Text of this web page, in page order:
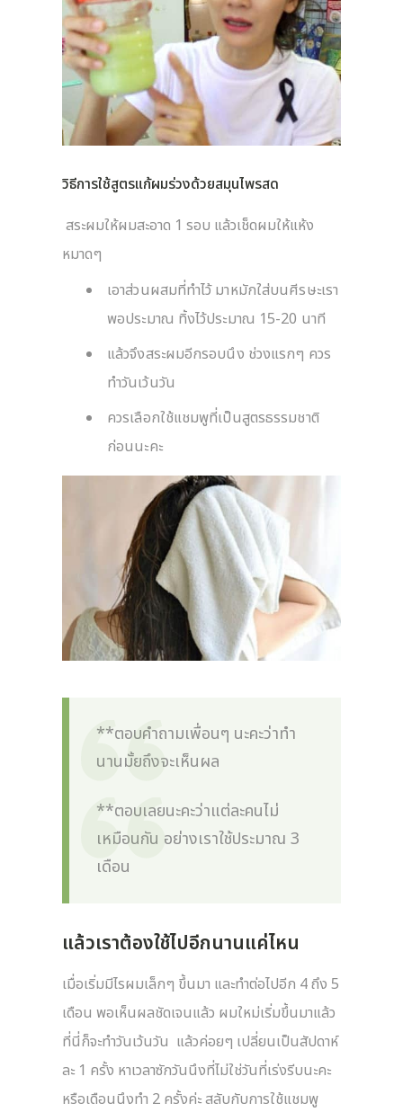
วิธีการใช้สูตรแก้ผมร่วงด้วยสมุนไพรสด
สระผมให้ผมสะอาด 1 รอบ แล้วเช็ดผมให้แห้ง
หมาดๆ
เอาส่วนผสมที่ทำไว้ มาหมักใส่บนศีรษะเรา
พอประมาณ ทิ้งไว้ประมาณ 15-20 นาที
แล้วจึงสระผมอีกรอบนึง ช่วงแรกๆ ควร
ทำวันเว้นวัน
ควรเลือกใช้แชมพูที่เป็นสูตรธรรมชาติ
ก่อนนะคะ
**ตอบคำถามเพื่อนๆ นะคะว่าทำ
นานมั้ยถึงจะเห็นผล
**ตอบเลยนะคะว่าแต่ละคนไม่
เหมือนกัน อย่างเราใช้ประมาณ 3
เดือน
แล้วเราต้องใช้ไปอีกนานแค่ไหน
เมื่อเริ่มมีไรผมเล็กๆ ขึ้นมา และทำต่อไปอีก 4 ถึง 5
เดือน พอเห็นผลชัดเจนแล้ว ผมใหม่เริ่มขึ้นมาแล้ว
ที่นี่ก็จะทำวันเว้นวัน แล้วค่อยๆ เปลี่ยนเป็นสัปดาห์
ละ 1 ครั้ง หาเวลาซักวันนึงที่ไม่ใช่วันที่เร่งรีบนะคะ
หรือเดือนนึงทำ 2 ครั้งค่ะ สลับกับการใช้แชมพู